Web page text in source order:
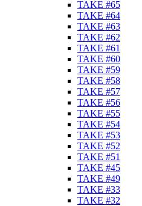
TAKE #65
TAKE #64
TAKE #63
TAKE #62
TAKE #61
TAKE #60
TAKE #59
TAKE #58
TAKE #57
TAKE #56
TAKE #55
TAKE #54
TAKE #53
TAKE #52
TAKE #51
TAKE #45
TAKE #49
TAKE #33
TAKE #32